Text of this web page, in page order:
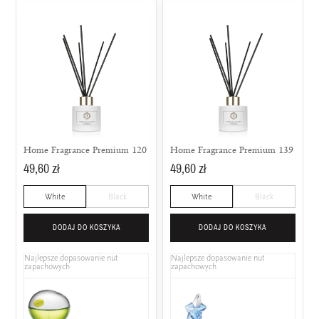
Home Fragrance Premium 120
49,60 zł
White Black
DODAJ DO KOSZYKA
Najlepsze dopasowanie nut
zapachowych
Home Fragrance Premium 139
49,60 zł
White Black
DODAJ DO KOSZYKA
Najlepsze dopasowanie nut
zapachowych